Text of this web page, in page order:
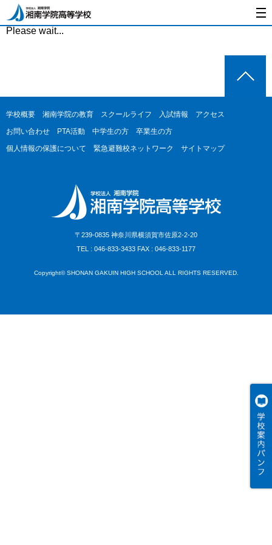
Please wait...
学校概要 湘南学院の教育 スクールライフ 入試情報
アクセス
お問い合わせ
PTA活動 中学生の方
卒業生の方
個人情報の保護について
緊急避難校ネットワーク サイトマップ
〒239-0835 神奈川県横須賀市佐原2-2-20
TEL : 046-833-3433 FAX : 046-833-1177
Copyright© SHONAN GAKUIN HIGH SCHOOL ALL RIGHTS RESERVED.